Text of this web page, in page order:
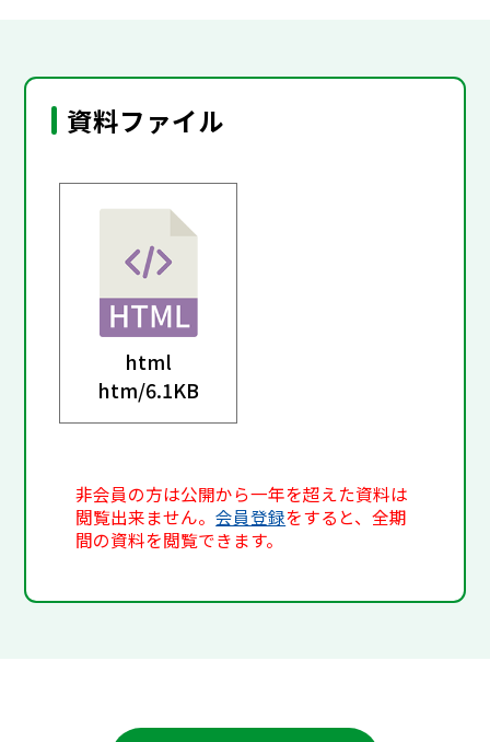
資料ファイル
html
htm/6.1KB
非会員の方は公開から一年を超えた資料は
閲覧出来ません。会員登録をすると、全期
間の資料を閲覧できます。